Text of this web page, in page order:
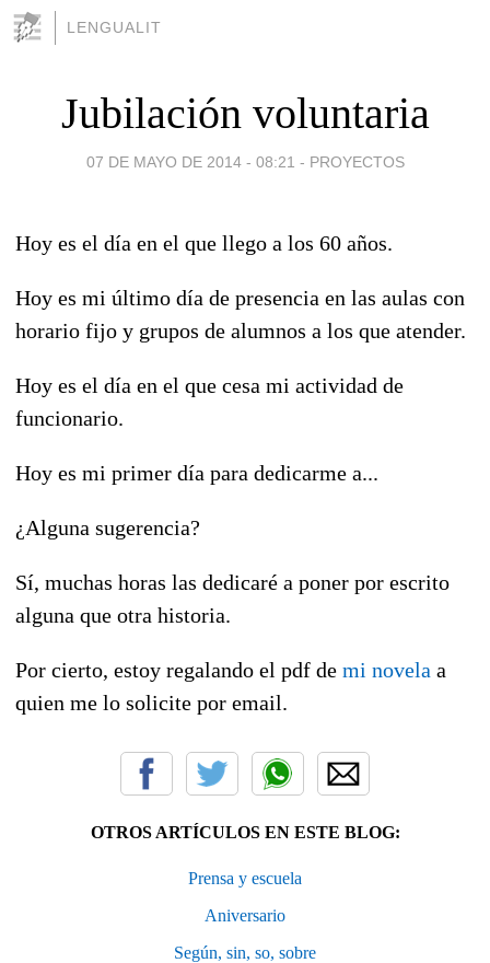
LENGUALIT
Jubilación voluntaria
07 DE MAYO DE 2014 - 08:21 - PROYECTOS
Hoy es el día en el que llego a los 60 años.
Hoy es mi último día de presencia en las aulas con
horario fijo y grupos de alumnos a los que atender.
Hoy es el día en el que cesa mi actividad de
funcionario.
Hoy es mi primer día para dedicarme a...
¿Alguna sugerencia?
Sí, muchas horas las dedicaré a poner por escrito
alguna que otra historia.
Por cierto, estoy regalando el pdf de mi novela a
quien me lo solicite por email.
OTROS ARTÍCULOS EN ESTE BLOG:
Prensa y escuela
Aniversario
Según, sin, so, sobre